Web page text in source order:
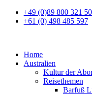
+49 (0)89 800 321 50
+61 (0) 498 485 597
Home
Australien
Kultur der
Reisethemen
Barfuß